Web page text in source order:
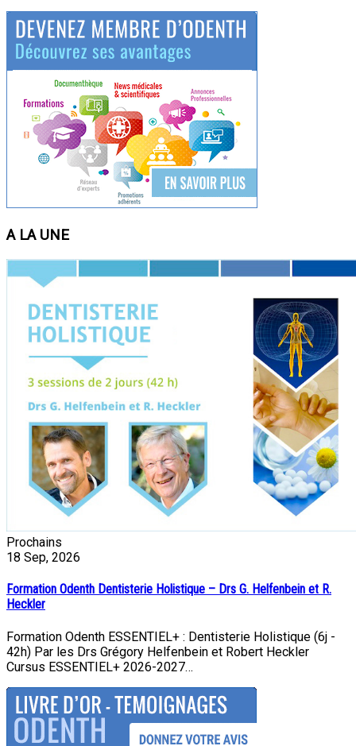
A LA UNE
Prochains
18 Sep, 2026
Formation Odenth Dentisterie Holistique – Drs G. Helfenbein et R.
Heckler
Formation Odenth ESSENTIEL+ : Dentisterie Holistique (6j -
42h) Par les Drs Grégory Helfenbein et Robert Heckler
Cursus ESSENTIEL+ 2026-2027…